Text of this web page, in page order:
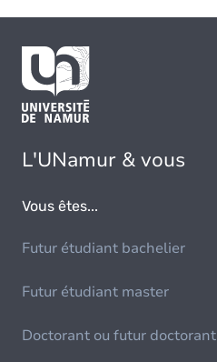
L'UNamur & vous
Vous êtes...
Futur étudiant bachelier
Futur étudiant master
Doctorant ou futur doctorant